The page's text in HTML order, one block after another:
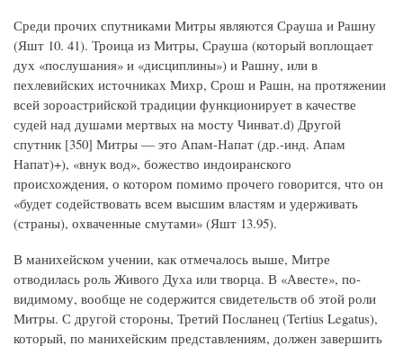
Среди прочих спутниками Митры являются Срауша и Рашну
(Яшт 10. 41). Троица из Митры, Срауша (который воплощает
дух «послушания» и «дисциплины») и Рашну, или в
пехлевийских источниках Михр, Срош и Рашн, на протяжении
всей зороастрийской традиции функционирует в качестве
судей над душами мертвых на мосту Чинват.d) Другой
спутник [350] Митры — это Апам-Напат (др.-инд. Апам
Напат)+), «внук вод», божество индоиранского
происхождения, о котором помимо прочего говорится, что он
«будет содействовать всем высшим властям и удерживать
(страны), охваченные смутами» (Яшт 13.95).
В манихейском учении, как отмечалось выше, Митре
отводилась роль Живого Духа или творца. В «Авесте», по-
видимому, вообще не содержится свидетельств об этой роли
Митры. С другой стороны, Третий Посланец (Tertius Legatus),
который, по манихейским представлениям, должен завершить